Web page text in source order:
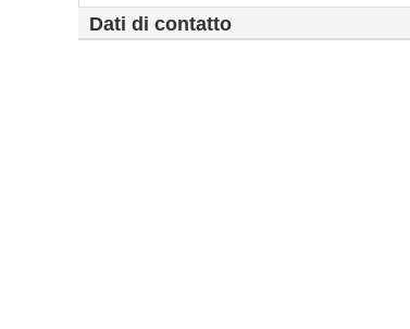
Dati di contatto